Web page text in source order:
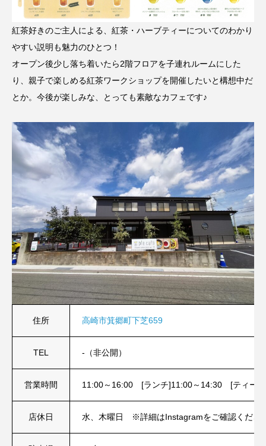
紅茶好きのご主人による、紅茶・ハーブティーについてのわかり
やすい説明も魅力のひとつ！
オープン後少し落ち着いたら2階フロアを子連れルームにした
り、親子で楽しめる紅茶ワークショップを開催したいと構想中だ
とか。今後が楽しみな、とっても素敵なカフェです♪
住所 高崎市箕郷町下芝659
TEL -（非公開）
営業時間 11:00～16:00 [ランチ]11:00～14:30 [ティータ
店休日 水、木曜日 ※詳細はInstagramをご確認くださ